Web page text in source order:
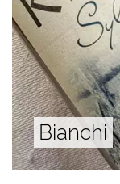
Bianchi